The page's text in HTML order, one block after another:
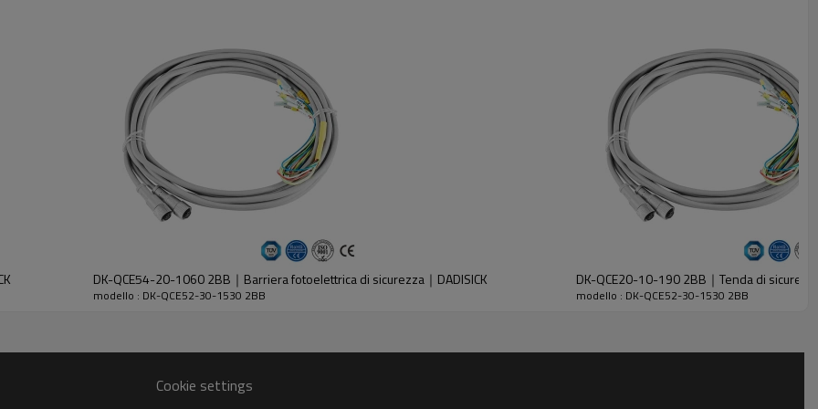
dell'emettitore e del ricevitore.
DK-QCE54-20-1060 2BB｜Barriera fotoelettrica di sicurezza｜DADISICK
modello : DK-QCE52-30-1530 2BB
DK-QCE20-10-190 2BB｜Tenda di
modello : DK-QCE52-30-1530 2BB
Cookie settings